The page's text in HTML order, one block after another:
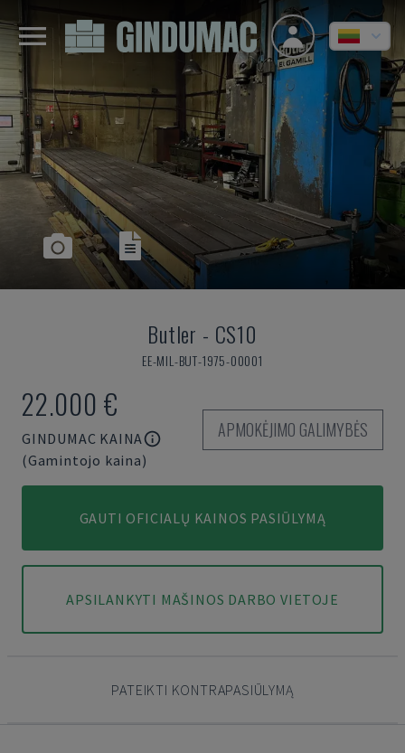
Butler - CS10
EE-MIL-BUT-1975-00001
22.000 €
GINDUMAC KAINA
(Gamintojo kaina)
APMOKĖJIMO GALIMYBĖS
GAUTI OFICIALŲ KAINOS PASIŪLYMĄ
APSILANKYTI MAŠINOS DARBO VIETOJE
PATEIKTI KONTRAPASIŪLYMĄ